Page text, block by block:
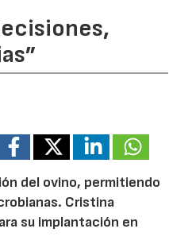
del ovino, permitiendo
Cristina
su implantación en